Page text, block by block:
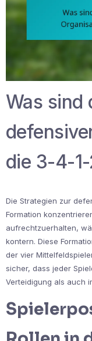
Was sind
die 3-4-
Die Strategien zur
Formation
aufrechtzuerhalten,
kontern. Diese
der vier
sicher, dass jeder
Verteidigung als auch